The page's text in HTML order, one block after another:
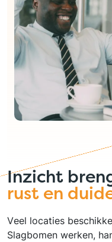
Inzicht
rust en
Veel locaties
Slagbomen werken,